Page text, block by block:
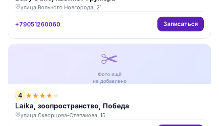
улица Вольного Новгорода, 21
+79051260060 Записаться
✂️
Фото ещё
не добавлено
4 ★★★★ ★
Laika, зоопространство, Победа
улица Скворцова-Степанова, 15